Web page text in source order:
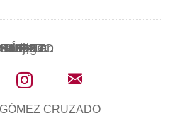
CRUZADO